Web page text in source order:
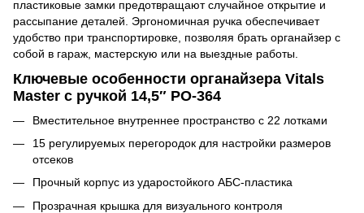
пластиковые замки предотвращают случайное открытие и
рассыпание деталей. Эргономичная ручка обеспечивает
удобство при транспортировке, позволяя брать органайзер с
собой в гараж, мастерскую или на выездные работы.
Ключевые особенности органайзера Vitals
Master с ручкой 14,5″ PO-364
Вместительное внутреннее пространство с 22 лотками
15 регулируемых перегородок для настройки размеров
отсеков
Прочный корпус из ударостойкого АБС-пластика
Прозрачная крышка для визуального контроля